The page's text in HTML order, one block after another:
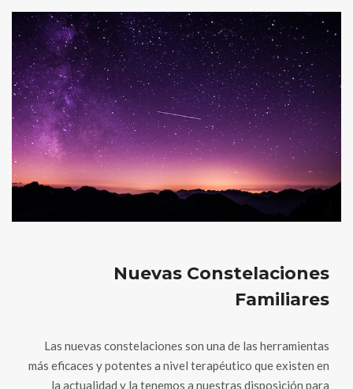
Nuevas Constelaciones
Familiares
Las nuevas constelaciones son una de las herramientas
más eficaces y potentes a nivel terapéutico que existen en
la actualidad y la tenemos a nuestras disposición para